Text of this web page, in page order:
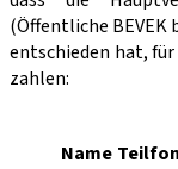
(Öffentliche BEVEK
entschieden hat,
zahlen:
Name